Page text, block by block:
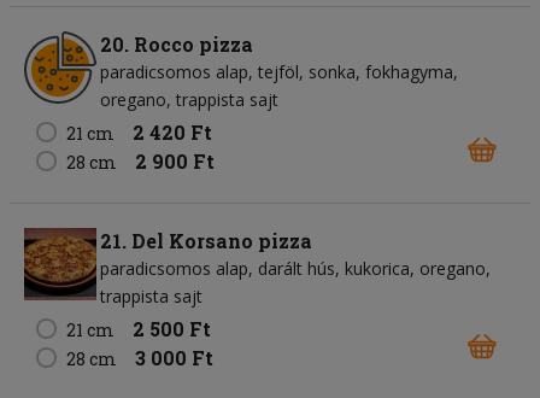
20. Rocco pizza
paradicsomos alap tejföl sonka fokhagyma
oregano trappista sajt
21 cm
2 420 Ft
28 cm 2 900 Ft
21. Del Korsano pizza
paradicsomos alap darált hús kukorica oregano
trappista sajt
21 cm
2 500 Ft
28 cm 3 000 Ft